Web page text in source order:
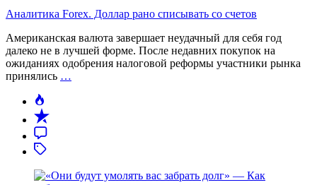
Аналитика Forex. Доллар рано списывать со счетов
Американская валюта завершает неудачный для себя год
далеко не в лучшей форме. После недавних покупок на
ожиданиях одобрения налоговой реформы участники рынка
принялись …